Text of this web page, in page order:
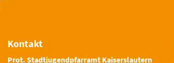
Kontakt
Prot. Stadtjugendpfarramt Kaiserslautern